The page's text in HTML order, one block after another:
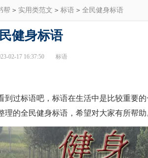
帮 > 实用类范文 > 标语 > 全民健身标语
健身标语
02-17 16:37:50 标语
标语吧，标语在生活中是比较重要的
的全民健身标语，希望对大家有所帮助